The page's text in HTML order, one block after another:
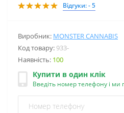
Відгуки: - 5
Виробник: MONSTER CANNABIS
Код товару: 933-
Наявність: 100
Купити в один клік
Введіть номер телефону і